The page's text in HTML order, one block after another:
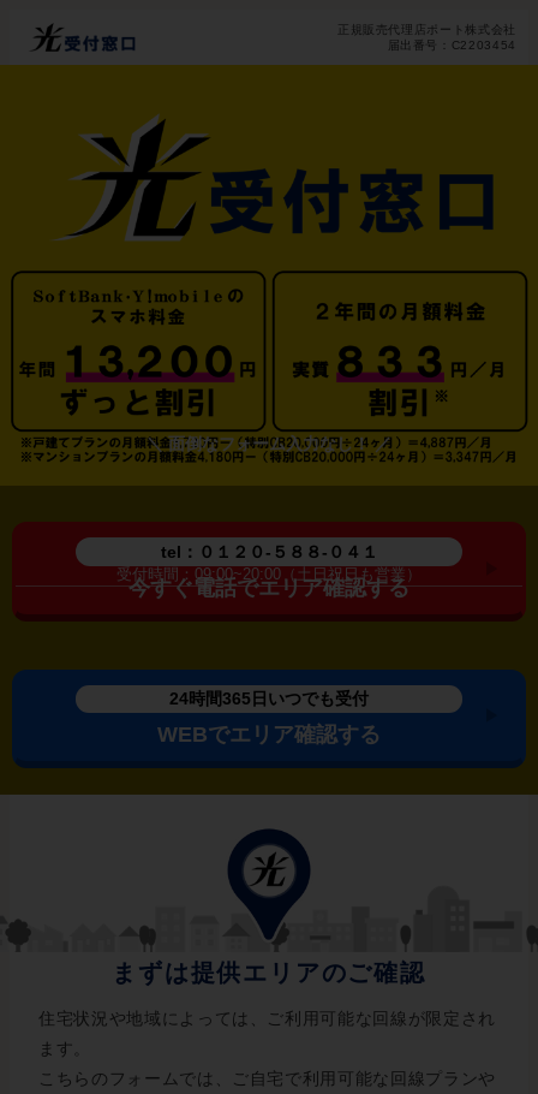
正規販売代理店ポート株式会社
届出番号：C2203454
tel：０１２０-５８８-０４１
今すぐ電話でエリア確認する
24時間365日いつでも受付
WEBでエリア確認する
まずは提供エリアのご確認
住宅状況や地域によっては、ご利用可能な回線が限定され
ます。
こちらのフォームでは、ご自宅で利用可能な回線プランや